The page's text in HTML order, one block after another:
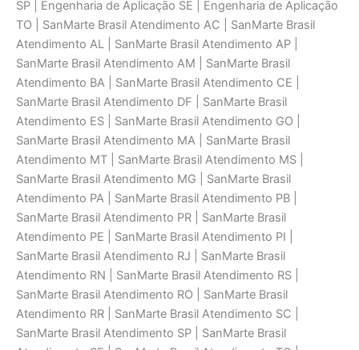
SP | Engenharia de Aplicaçāo SE | Engenharia de Aplicaçāo
TO | SanMarte Brasil Atendimento AC | SanMarte Brasil
Atendimento AL | SanMarte Brasil Atendimento AP |
SanMarte Brasil Atendimento AM | SanMarte Brasil
Atendimento BA | SanMarte Brasil Atendimento CE |
SanMarte Brasil Atendimento DF | SanMarte Brasil
Atendimento ES | SanMarte Brasil Atendimento GO |
SanMarte Brasil Atendimento MA | SanMarte Brasil
Atendimento MT | SanMarte Brasil Atendimento MS |
SanMarte Brasil Atendimento MG | SanMarte Brasil
Atendimento PA | SanMarte Brasil Atendimento PB |
SanMarte Brasil Atendimento PR | SanMarte Brasil
Atendimento PE | SanMarte Brasil Atendimento PI |
SanMarte Brasil Atendimento RJ | SanMarte Brasil
Atendimento RN | SanMarte Brasil Atendimento RS |
SanMarte Brasil Atendimento RO | SanMarte Brasil
Atendimento RR | SanMarte Brasil Atendimento SC |
SanMarte Brasil Atendimento SP | SanMarte Brasil